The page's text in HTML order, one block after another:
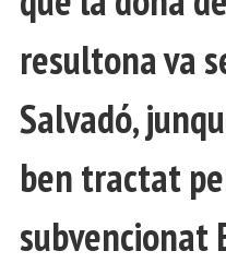
resultona va
Salvadó,
ben tractat
subvencionat